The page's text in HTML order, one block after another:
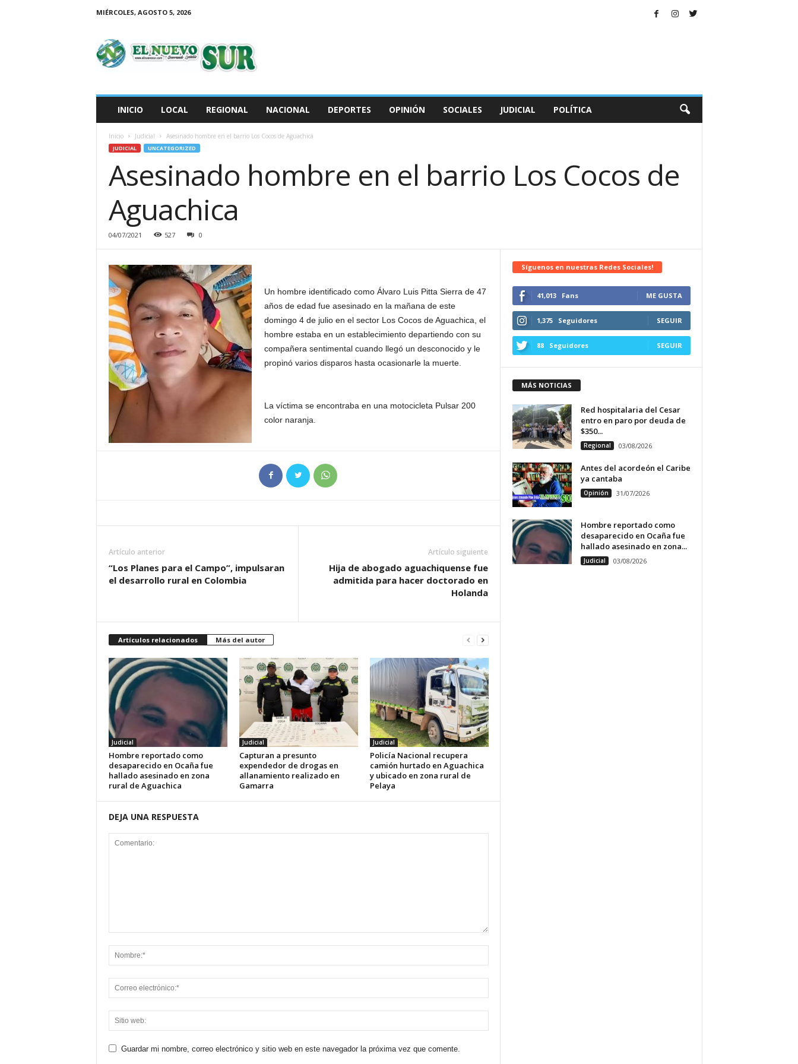
MIÉRCOLES, AGOSTO 5, 2026
N
INICIO LOCAL REGIONAL NACIONAL DEPORTES OPINIÓN SOCIALES JUDICIAL POLÍTICA
Inicio Judicial Asesinado hombre en el barrio Los Cocos de Aguachica
JUDICIAL UNCATEGORIZED
Asesinado hombre en el barrio Los Cocos de
Aguachica
04/07/2021 527 0
Un hombre identificado como Álvaro Luis Pitta Sierra de 47
años de edad fue asesinado en la mañana de este
domingo 4 de julio en el sector Los Cocos de Aguachica, el
hombre estaba en un establecimiento departiendo con su
compañera sentimental cuando llegó un desconocido y le
propinó varios disparos hasta ocasionarle la muerte.
La víctima se encontraba en una motocicleta Pulsar 200
color naranja.
Artículo anterior
“Los Planes para el Campo”, impulsaran
el desarrollo rural en Colombia
Artículo siguiente
Hija de abogado aguachiquense fue
admitida para hacer doctorado en
Holanda
Artículos relacionados Más del autor
Judicial
Hombre reportado como
desaparecido en Ocaña fue
hallado asesinado en zona
rural de Aguachica
Judicial
Capturan a presunto
expendedor de drogas en
allanamiento realizado en
Gamarra
Judicial
Policía Nacional recupera
camión hurtado en Aguachica
y ubicado en zona rural de
Pelaya
DEJA UNA RESPUESTA
Guardar mi nombre, correo electrónico y sitio web en este navegador la próxima vez que comente.
Síguenos en nuestras Redes Sociales!
41,013 Fans ME GUSTA
1,375 Seguidores SEGUIR
88 Seguidores SEGUIR
MÁS NOTICIAS
Red hospitalaria del Cesar
entro en paro por deuda de
$350...
Regional 03/08/2026
Antes del acordeón el Caribe
ya cantaba
Opinión 31/07/2026
Hombre reportado como
desaparecido en Ocaña fue
hallado asesinado en zona...
Judicial 03/08/2026